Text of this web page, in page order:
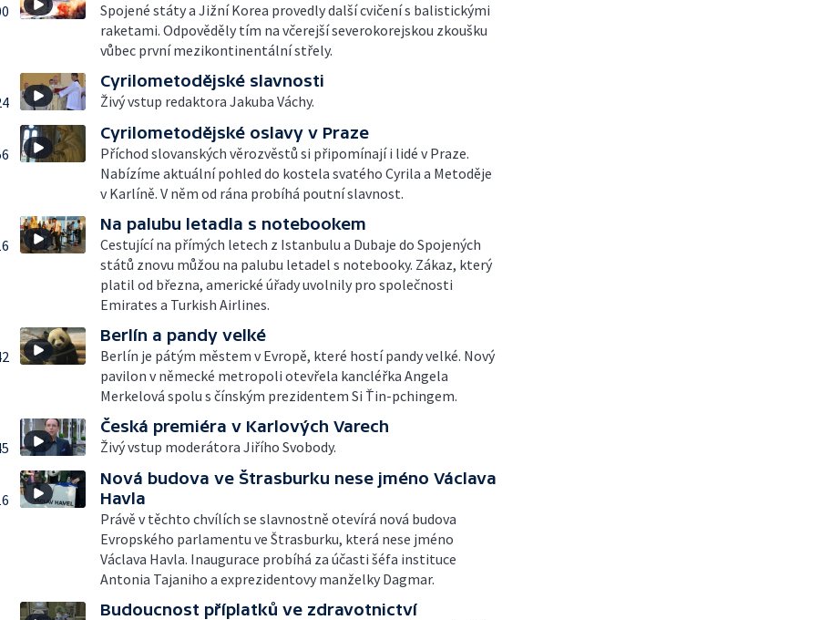
Spojené státy a Jižní Korea provedly další cvičení s balistickými
raketami. Odpověděly tím na včerejší severokorejskou zkoušku
vůbec první mezikontinentální střely.
Cyrilometodějské slavnosti
Živý vstup redaktora Jakuba Váchy.
Cyrilometodějské oslavy v Praze
Příchod slovanských věrozvěstů si připomínají i lidé v Praze.
Nabízíme aktuální pohled do kostela svatého Cyrila a Metoděje
v Karlíně. V něm od rána probíhá poutní slavnost.
Na palubu letadla s notebookem
Cestující na přímých letech z Istanbulu a Dubaje do Spojených
států znovu můžou na palubu letadel s notebooky. Zákaz, který
platil od března, americké úřady uvolnily pro společnosti
Emirates a Turkish Airlines.
Berlín a pandy velké
Berlín je pátým městem v Evropě, které hostí pandy velké. Nový
pavilon v německé metropoli otevřela kancléřka Angela
Merkelová spolu s čínským prezidentem Si Ťin-pchingem.
Česká premiéra v Karlových Varech
Živý vstup moderátora Jiřího Svobody.
Nová budova ve Štrasburku nese jméno Václava
Havla
Právě v těchto chvílích se slavnostně otevírá nová budova
Evropského parlamentu ve Štrasburku, která nese jméno
Václava Havla. Inaugurace probíhá za účasti šéfa instituce
Antonia Tajaniho a exprezidentovy manželky Dagmar.
Budoucnost příplatků ve zdravotnictví